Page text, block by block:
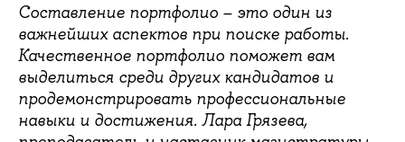
Составление портфолио – это один из
важнейших аспектов при поиске работы.
Качественное портфолио поможет вам
выделиться среди других кандидатов и
продемонстрировать профессиональные
навыки и достижения. Лара Грязева,